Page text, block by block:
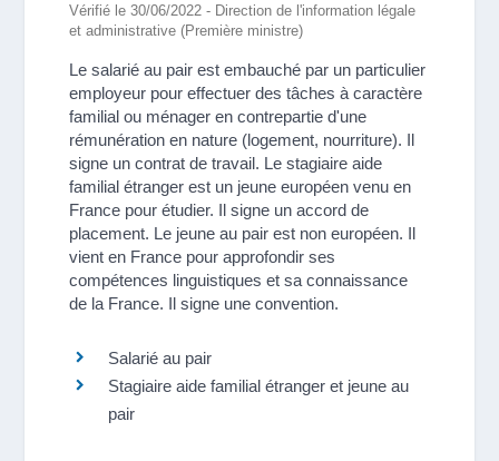
Vérifié le 30/06/2022 - Direction de l'information légale
et administrative (Première ministre)
Le salarié au pair est embauché par un particulier
employeur pour effectuer des tâches à caractère
familial ou ménager en contrepartie d'une
rémunération en nature (logement, nourriture). Il
signe un contrat de travail. Le stagiaire aide
familial étranger est un jeune européen venu en
France pour étudier. Il signe un accord de
placement. Le jeune au pair est non européen. Il
vient en France pour approfondir ses
compétences linguistiques et sa connaissance
de la France. Il signe une convention.
Salarié au pair
Stagiaire aide familial étranger et jeune au
pair